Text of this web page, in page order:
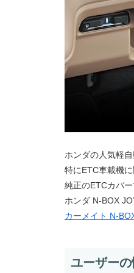
ホンダの人気軽
特にETC車載機
純正のETCカバ
ホンダ N-BOX
カーメイト N-
ユーザー